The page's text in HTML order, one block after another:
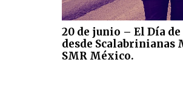
20 de junio – El Día
desde
SMR México.